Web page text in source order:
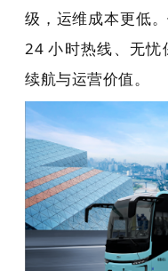
级，运维成本更低
24 小时热线、无忧
续航与运营价值。